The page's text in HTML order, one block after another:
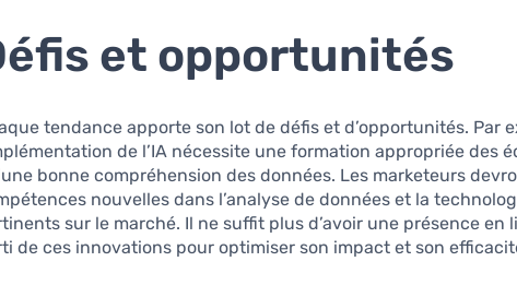
et opportunités
tendance apporte son lot de défis et d’opportunités. Par
de l’IA nécessite une formation appropriée des
bonne compréhension des données. Les marketeurs
nouvelles dans l’analyse de données et la
sur le marché. Il ne suffit plus d’avoir une présence en
de ces innovations pour optimiser son impact et son